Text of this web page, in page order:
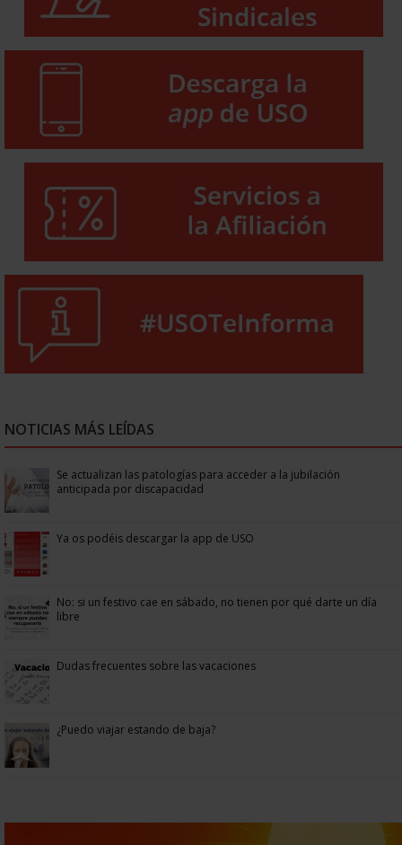
NOTICIAS MÁS LEÍDAS
Se actualizan las patologías para acceder a la jubilación
anticipada por discapacidad
Ya os podéis descargar la app de USO
No: si un festivo cae en sábado, no tienen por qué darte un día
libre
Dudas frecuentes sobre las vacaciones
¿Puedo viajar estando de baja?